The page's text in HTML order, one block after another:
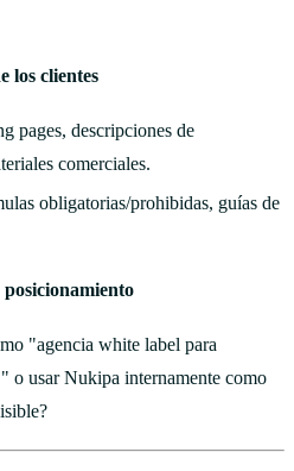
los clientes
pages, descripciones de
comerciales.
obligatorias/prohibidas, guías de
posicionamiento
"agencia white label para
o usar Nukipa internamente como